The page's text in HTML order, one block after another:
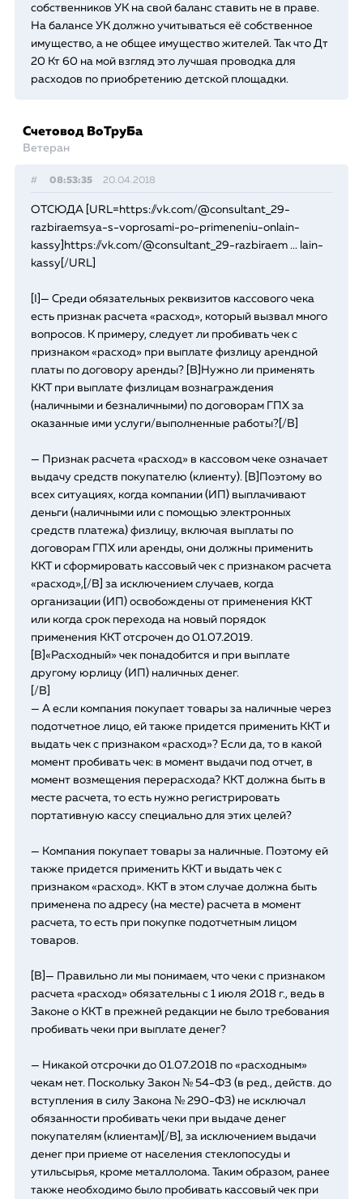
собственников УК на свой баланс ставить не в праве.
На балансе УК должно учитываться её собственное
имущество, а не общее имущество жителей. Так что Дт
20 Кт 60 на мой взгляд это лучшая проводка для
расходов по приобретению детской площадки.
Счетовод ВоТруБа
Ветеран
# 08:53:35 20.04.2018
ОТСЮДА [URL=https://vk.com/@consultant_29-
razbiraemsya-s-voprosami-po-primeneniu-onlain-
kassy]https://vk.com/@consultant_29-razbiraem ... lain-
kassy[/URL]
[I]— Среди обязательных реквизитов кассового чека
есть признак расчета «расход», который вызвал много
вопросов. К примеру, следует ли пробивать чек с
признаком «расход» при выплате физлицу арендной
платы по договору аренды? [B]Нужно ли применять
ККТ при выплате физлицам вознаграждения
(наличными и безналичными) по договорам ГПХ за
оказанные ими услуги/выполненные работы?[/B]
— Признак расчета «расход» в кассовом чеке означает
выдачу средств покупателю (клиенту). [B]Поэтому во
всех ситуациях, когда компании (ИП) выплачивают
деньги (наличными или с помощью электронных
средств платежа) физлицу, включая выплаты по
договорам ГПХ или аренды, они должны применить
ККТ и сформировать кассовый чек с признаком расчета
«расход»,[/B] за исключением случаев, когда
организации (ИП) освобождены от применения ККТ
или когда срок перехода на новый порядок
применения ККТ отсрочен до 01.07.2019.
[B]«Расходный» чек понадобится и при выплате
другому юрлицу (ИП) наличных денег.
[/B]
— А если компания покупает товары за наличные через
подотчетное лицо, ей также придется применить ККТ и
выдать чек с признаком «расход»? Если да, то в какой
момент пробивать чек: в момент выдачи под отчет, в
момент возмещения перерасхода? ККТ должна быть в
месте расчета, то есть нужно регистрировать
портативную кассу специально для этих целей?
— Компания покупает товары за наличные. Поэтому ей
также придется применить ККТ и выдать чек с
признаком «расход». ККТ в этом случае должна быть
применена по адресу (на месте) расчета в момент
расчета, то есть при покупке подотчетным лицом
товаров.
[B]— Правильно ли мы понимаем, что чеки с признаком
расчета «расход» обязательны с 1 июля 2018 г., ведь в
Законе о ККТ в прежней редакции не было требования
пробивать чеки при выплате денег?
— Никакой отсрочки до 01.07.2018 по «расходным»
чекам нет. Поскольку Закон № 54-ФЗ (в ред., действ. до
вступления в силу Закона № 290-ФЗ) не исключал
обязанности пробивать чеки при выдаче денег
покупателям (клиентам)[/B], за исключением выдачи
денег при приеме от населения стеклопосуды и
утильсырья, кроме металлолома. Таким образом, ранее
также необходимо было пробивать кассовый чек при